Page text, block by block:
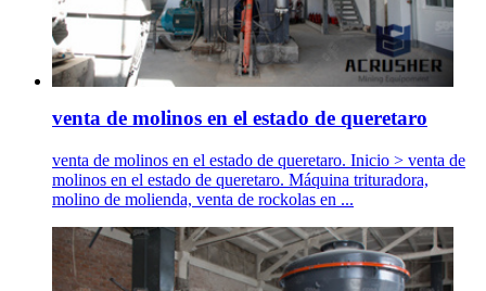
venta de molinos en el estado de queretaro
venta de molinos en el estado de queretaro. Inicio > venta de
molinos en el estado de queretaro. Máquina trituradora,
molino de molienda, venta de rockolas en ...